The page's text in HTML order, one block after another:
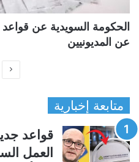
الحكومة السويدية عن
عن المديونيين
ح
ة
متابعة إخبارية
قواعد
العمل